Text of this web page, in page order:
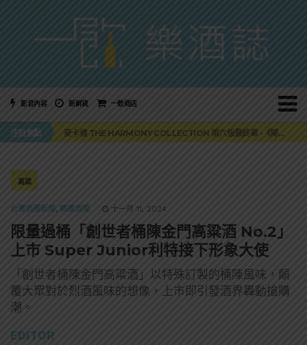
影音內容 新鮮貨 一飲商店
注目焦點
美國正式恢復蘇格蘭威士忌零關稅！烈酒產業再次迎來重磅利多
麥卡倫 THE HARMONY COLLECTION 第六版最終章 -《椰風煖韻》
角嗨尬炸物X爽快這一步，角瓶攜手頂呱呱 全新套餐限時登場
高粱
台灣酒圈新聞 , 精選酒聞 十一月 11, 2024
限量過桶「創世者桶陳金門高粱酒 No.2」
上市 Super Junior利特接下形象大使
「創世者桶陳金門高粱酒」以特殊訂製的桶陳風味，顛
覆大眾對於烈酒風味的想像，上市即引發酒界轟動搶購
潮。
EDITOR